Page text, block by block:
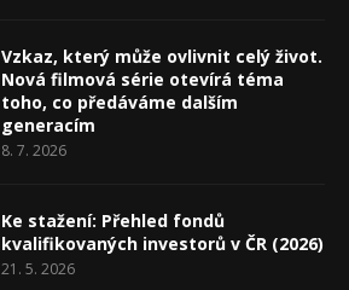
Vzkaz, který může ovlivnit celý život.
Nová filmová série otevírá téma
toho, co předáváme dalším
generacím
8. 7. 2026
Ke stažení: Přehled fondů
kvalifikovaných investorů v ČR (2026)
21. 5. 2026